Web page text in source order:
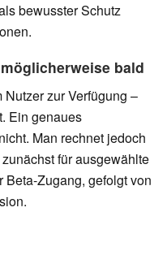
bewusster Schutz
bald
zur Verfügung –
Ein genaues
Man rechnet jedoch
für ausgewählte
Beta-Zugang, gefolgt von